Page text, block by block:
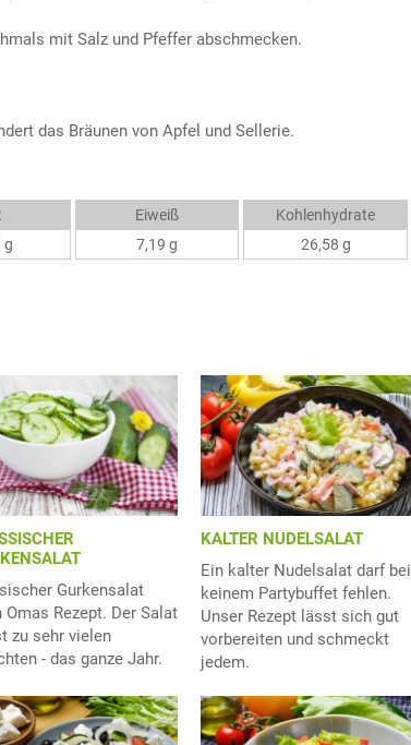
mit Salz und Pfeffer abschmecken.
das Bräunen von Apfel und Sellerie.
g
Eiweiß
7,19 g
Kohlenhydrate
26,58 g
Gurkensalat
Omas Rezept. Der Salat
zu sehr vielen
- das ganze Jahr.
KALTER NUDELSALAT
Ein kalter Nudelsalat darf bei
keinem Partybuffet fehlen.
Unser Rezept lässt sich gut
vorbereiten und schmeckt
jedem.